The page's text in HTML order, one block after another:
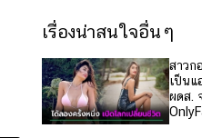
เรื่องน่าสนใจอื่นๆ
สาวก
เป็นแ
ผดส.